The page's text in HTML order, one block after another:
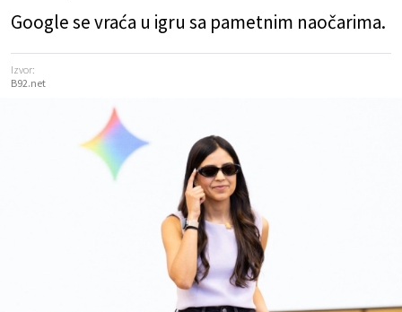
Google se vraća u igru sa pametnim naočarima.
Izvor:
B92.net